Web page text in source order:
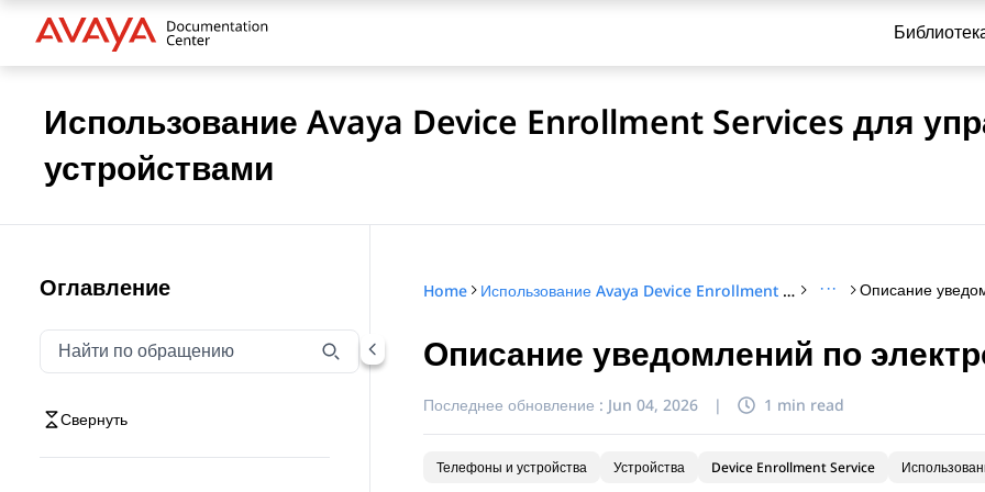
Использование Avaya Device Enrollment Services для
устройствами
Оглавление
Фильтровать навигацию по обращению
Введите текст для фильтрации элементов навигации по обращению
Свернуть
Home Использование Avaya Device Enrollment Services для управления оконечными устройствами ···
Описание уведомлений по
Последнее обновление : Jun 04, 2026 | 1 min read
Телефоны и устройства Устройства Device Enrollment Service